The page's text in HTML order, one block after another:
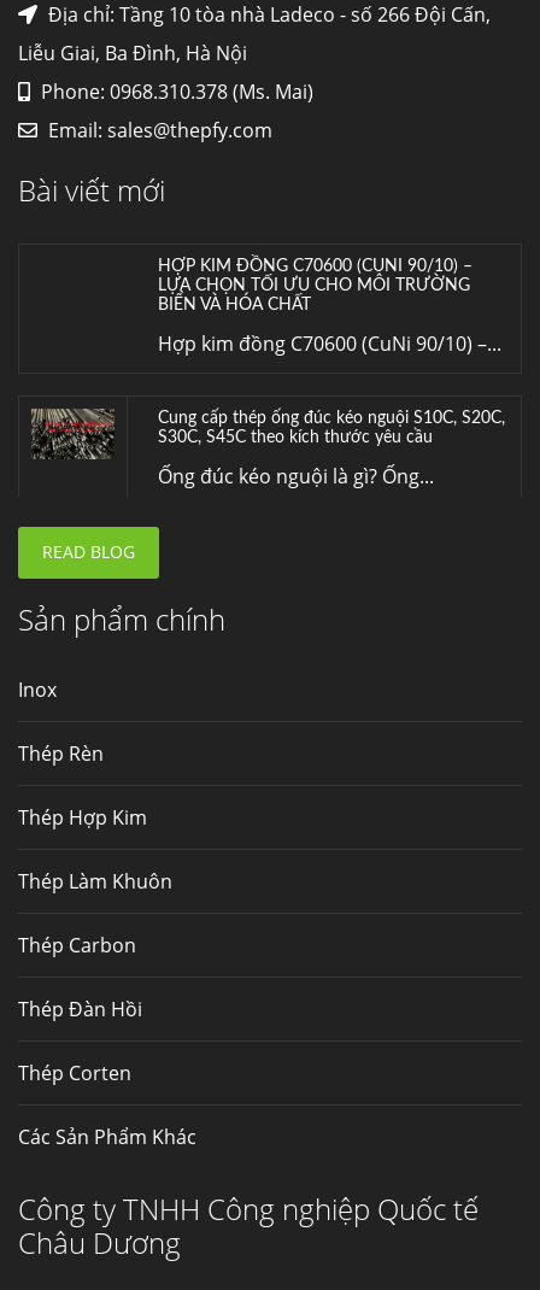
Địa chỉ: Tầng 10 tòa nhà Ladeco - số 266 Đội Cấn,
Liễu Giai, Ba Đình, Hà Nội
Phone: 0968.310.378 (Ms. Mai)
Email: sales@thepfy.com
Bài viết mới
nhiệt,...
Mua inox ở đâu chất lượng giá tốt? Gọi ngay
Inox (thép không gỉ) là một trong...
HỢP KIM ĐỒNG C70600 (CUNI 90/10) –
LỰA CHỌN TỐI ƯU CHO MÔI TRƯỜNG
BIỂN VÀ HÓA CHẤT
Hợp kim đồng C70600 (CuNi 90/10) –...
Cung cấp thép ống đúc kéo nguội S10C, S20C,
S30C, S45C theo kích thước yêu cầu
Ống đúc kéo nguội là gì? Ống...
Fengyang là một trong những nhà
Thép Fengyang
READ BLOG
Sản phẩm chính
Inox
Thép Rèn
Thép Hợp Kim
Thép Làm Khuôn
Thép Carbon
Thép Đàn Hồi
Thép Corten
Các Sản Phẩm Khác
Công ty TNHH Công nghiệp Quốc tế
Châu Dương